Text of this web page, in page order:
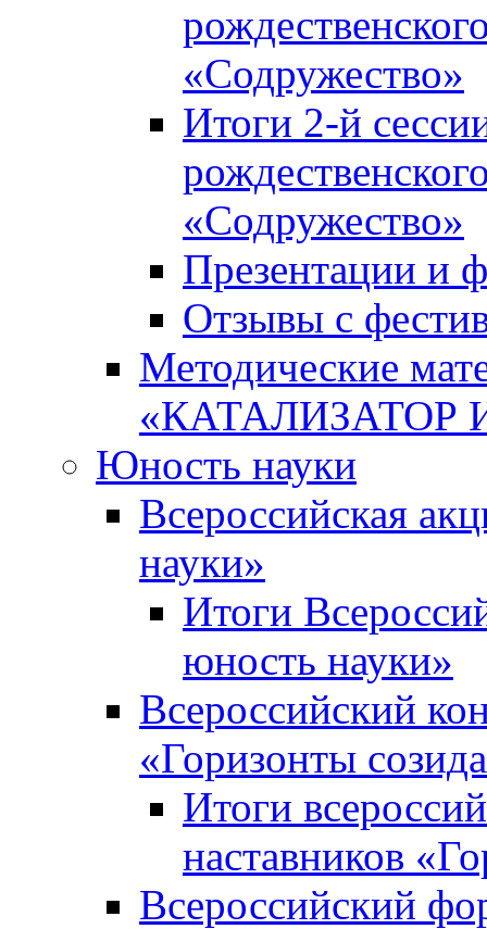
«Содружество»
Итоги 2-й
«Содружество»
Презентации и
Отзывы с
Методические
«КАТАЛИЗАТОР
Юность науки
Всероссийская
науки»
Итоги
юность науки»
Всероссийский
«Горизонты
Итоги
наставников
Всероссийский